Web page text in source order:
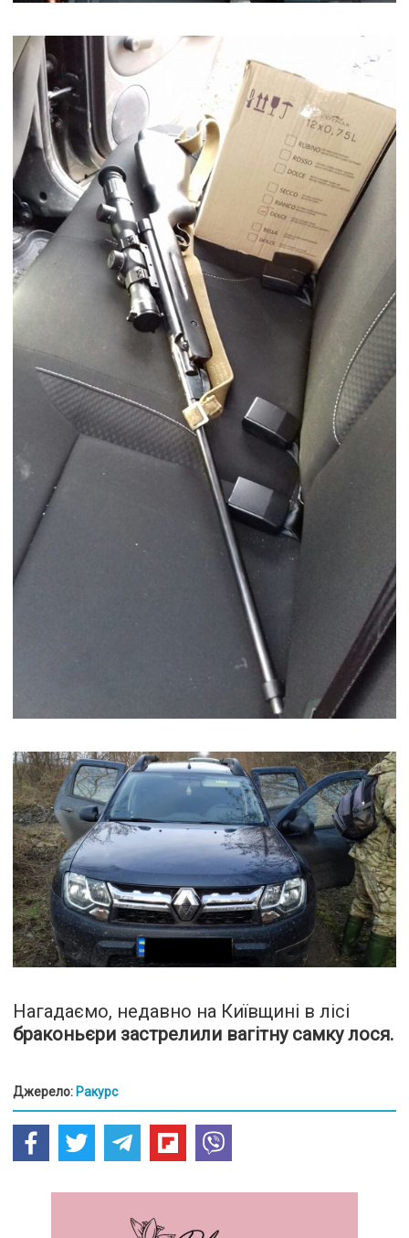
Нагадаємо, недавно на Київщині в лісі
браконьєри застрелили вагітну самку лося.
Джерело: Ракурс